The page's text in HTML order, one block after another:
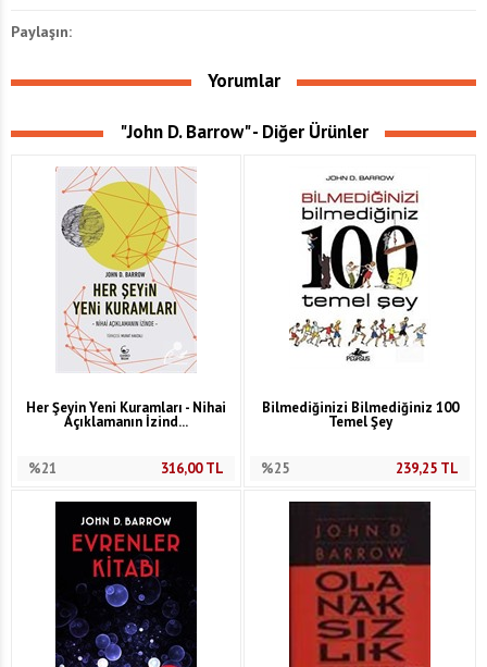
Paylaşın:
Yorumlar
"John D. Barrow" - Diğer Ürünler
Her Şeyin Yeni Kuramları - Nihai
Açıklamanın İzind...
%21 316,00TL
Bilmediğinizi Bilmediğiniz 100
Temel Şey
%25 239,25 TL